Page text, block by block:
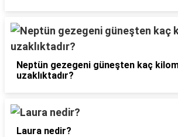
Neptün gezegeni güneşten kaç
uzaklıktadır?
Laura nedir?